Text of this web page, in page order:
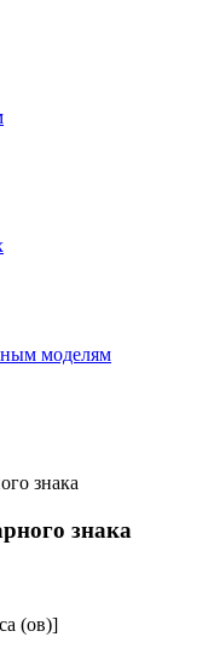
моделям
знака
знака
(ов)]